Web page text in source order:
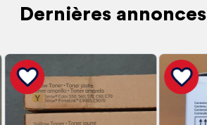
Dernières annonces